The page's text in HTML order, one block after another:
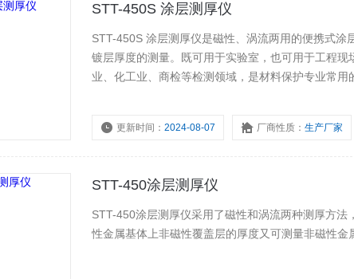
STT-450S 涂层测厚仪
STT-450S 涂层测厚仪是磁性、涡流两用的便携式涂
镀层厚度的测量。既可用于实验室，也可用于工程
业、化工业、商检等检测领域，是材料保护专业常用
更新时间：2024-08-07 厂商性质：生产厂家
STT-450涂层测厚仪
​STT-450涂层测厚仪采用了磁性和涡流两种测厚方
性金属基体上非磁性覆盖层的厚度又可测量非磁性金